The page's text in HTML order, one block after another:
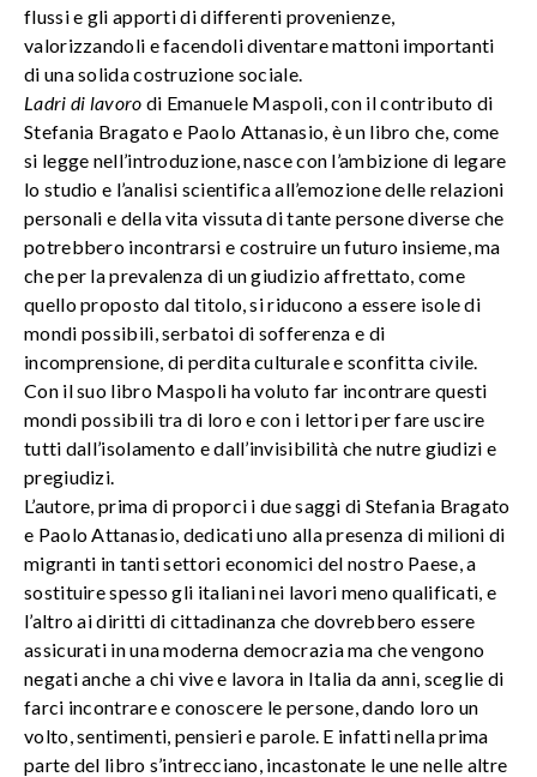
flussi e gli apporti di differenti provenienze,
valorizzandoli e facendoli diventare mattoni importanti
di una solida costruzione sociale.
Ladri di lavoro di Emanuele Maspoli, con il contributo di
Stefania Bragato e Paolo Attanasio, è un libro che, come
si legge nell’introduzione, nasce con l’ambizione di legare
lo studio e l’analisi scientifica all’emozione delle relazioni
personali e della vita vissuta di tante persone diverse che
potrebbero incontrarsi e costruire un futuro insieme, ma
che per la prevalenza di un giudizio affrettato, come
quello proposto dal titolo, si riducono a essere isole di
mondi possibili, serbatoi di sofferenza e di
incomprensione, di perdita culturale e sconfitta civile.
Con il suo libro Maspoli ha voluto far incontrare questi
mondi possibili tra di loro e con i lettori per fare uscire
tutti dall’isolamento e dall’invisibilità che nutre giudizi e
pregiudizi.
L’autore, prima di proporci i due saggi di Stefania Bragato
e Paolo Attanasio, dedicati uno alla presenza di milioni di
migranti in tanti settori economici del nostro Paese, a
sostituire spesso gli italiani nei lavori meno qualificati, e
l’altro ai diritti di cittadinanza che dovrebbero essere
assicurati in una moderna democrazia ma che vengono
negati anche a chi vive e lavora in Italia da anni, sceglie di
farci incontrare e conoscere le persone, dando loro un
volto, sentimenti, pensieri e parole. E infatti nella prima
parte del libro s’intrecciano, incastonate le une nelle altre